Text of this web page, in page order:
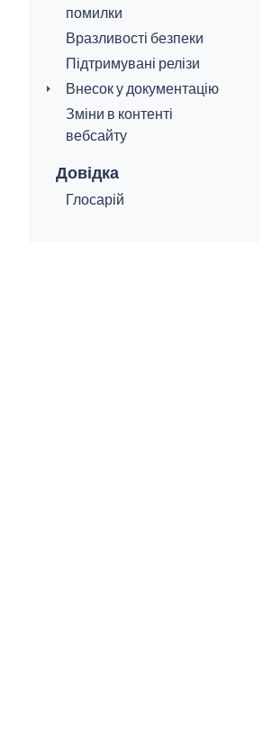
помилки
Вразливості безпеки
Підтримувані релізи
Внесок у документацію
Зміни в контенті
вебсайту
Довідка
Глосарій